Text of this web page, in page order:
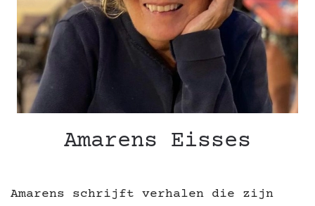
Amarens Eisses
Amarens schrijft verhalen die zijn